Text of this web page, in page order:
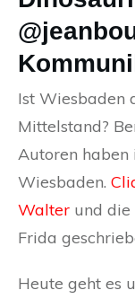
Ist Wiesbaden
Mittelstand?
Autoren
Wiesbaden.
Walter und die
Frida
Heute geht es